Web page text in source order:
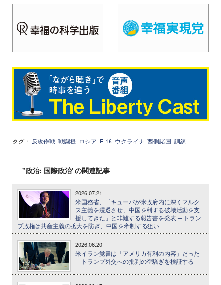
タグ： 反攻作戦 戦闘機 ロシア F-16 ウクライナ 西側諸国 訓練
"政治: 国際政治"の関連記事
2026.07.21
米国務省、「キューバが米政府内に深くマルク
ス主義を浸透させ、中国を利する破壊活動を支
援してきた」と非難する報告書を発表 ─ トラン
プ政権は共産主義の拡大を防ぎ、中国を牽制する狙い
2026.06.20
米イラン覚書は「アメリカ有利の内容」だった
─ トランプ外交への批判の空騒ぎを検証する